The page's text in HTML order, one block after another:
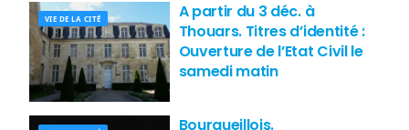
VIE DE LA CITÉ
A partir du 3 déc. à
Thouars. Titres d’identité :
Ouverture de l’Etat Civil le
samedi matin
Bourgueillois.